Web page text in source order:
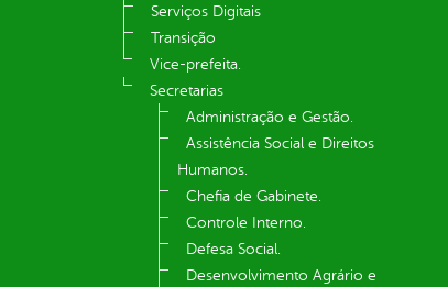
Serviços Digitais
Transição
Vice-prefeita.
Secretarias
Administração e Gestão.
Assistência Social e Direitos
Humanos.
Chefia de Gabinete.
Controle Interno.
Defesa Social.
Desenvolvimento Agrário e